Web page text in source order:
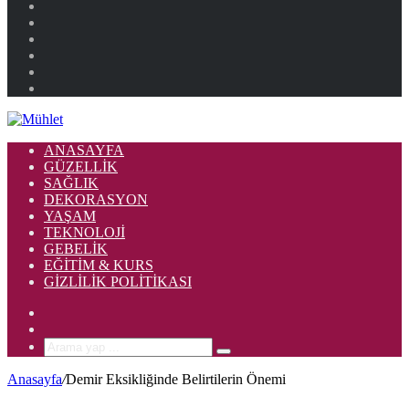
ANASAYFA
GÜZELLIK
SAĞLIK
DEKORASYON
YAŞAM
TEKNOLOJI
GEBELIK
EĞITIM & KURS
GIZLILIK POLITIKASI
Arama
yap
...
Anasayfa/Demir Eksikliğinde Belirtilerin Önemi